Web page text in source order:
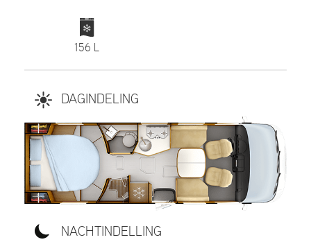
156 L
DAGINDELING
NACHTINDELLING